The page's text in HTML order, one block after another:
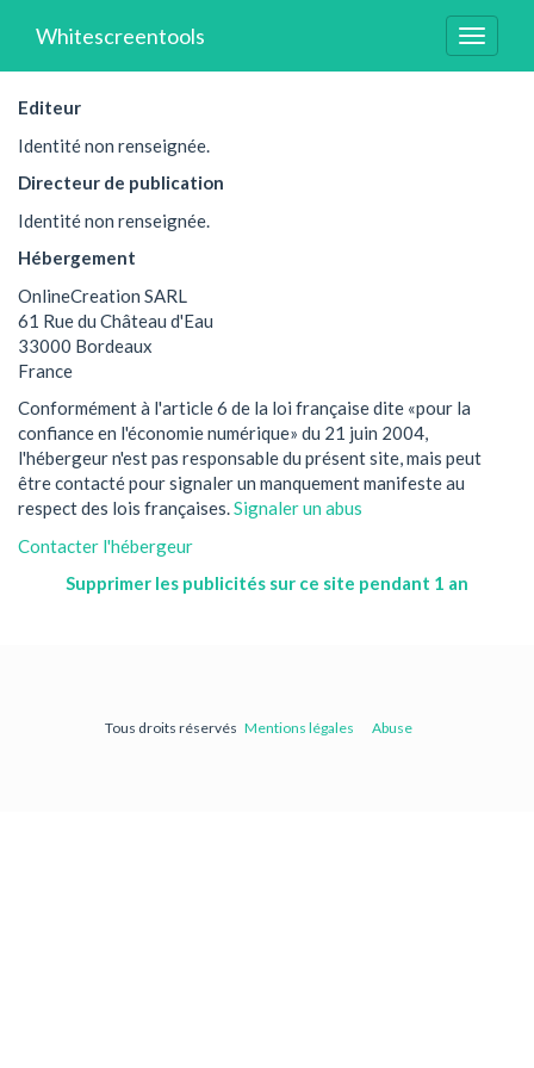
Toggle
Whitescreentools
Editeur
Identité non renseignée.
Directeur de publication
Identité non renseignée.
Hébergement
OnlineCreation SARL
61 Rue du Château d'Eau
33000 Bordeaux
France
Conformément à l'article 6 de la loi française dite «pour la
confiance en l'économie numérique» du 21 juin 2004,
l'hébergeur n'est pas responsable du présent site, mais peut
être contacté pour signaler un manquement manifeste au
respect des lois françaises.Signaler un abus
Contacter l'hébergeur
Supprimer les publicités sur ce site pendant 1 an
Tous droits réservés Mentions légales Abuse